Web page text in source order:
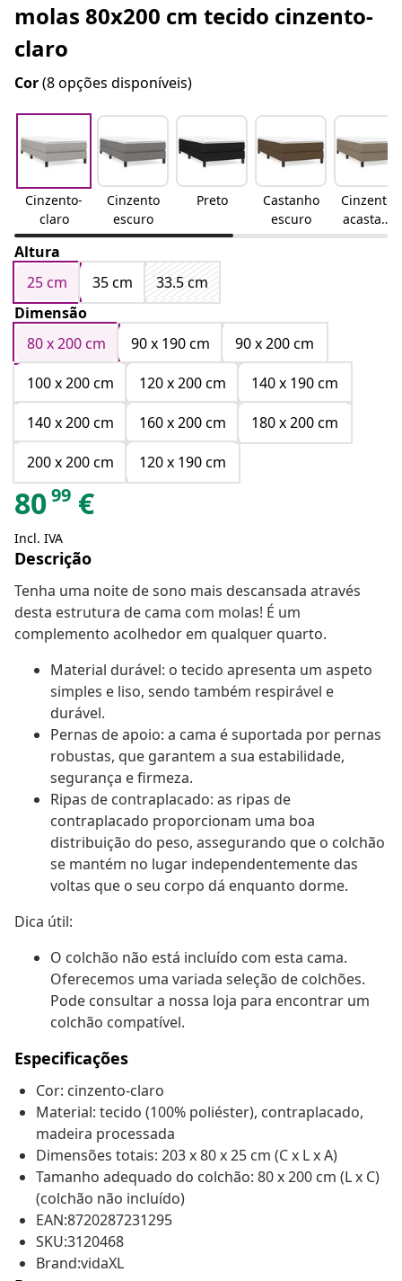
molas 80x200 cm tecido cinzento-
claro
Cor(8 opções disponíveis)
Cinzento-
claro
Cinzento
escuro
Preto
Castanho
escuro
Cinzento-
acastanh
ado
Altura
25 cm
35 cm
33.5 cm
Dimensão
80 x 200 cm
90 x 190 cm
90 x 200 cm
100 x 200 cm
120 x 200 cm
140 x 190 cm
140 x 200 cm
160 x 200 cm
180 x 200 cm
200 x 200 cm
120 x 190 cm
8099 €
Incl. IVA
Descrição
Tenha uma noite de sono mais descansada através
desta estrutura de cama com molas! É um
complemento acolhedor em qualquer quarto.
Material durável: o tecido apresenta um aspeto
simples e liso, sendo também respirável e
durável.
Pernas de apoio: a cama é suportada por pernas
robustas, que garantem a sua estabilidade,
segurança e firmeza.
Ripas de contraplacado: as ripas de
contraplacado proporcionam uma boa
distribuição do peso, assegurando que o colchão
se mantém no lugar independentemente das
voltas que o seu corpo dá enquanto dorme.
Dica útil:
O colchão não está incluído com esta cama.
Oferecemos uma variada seleção de colchões.
Pode consultar a nossa loja para encontrar um
colchão compatível.
Especificações
Cor: cinzento-claro
Material: tecido (100% poliéster), contraplacado,
madeira processada
Dimensões totais: 203 x 80 x 25 cm (C x L x A)
Tamanho adequado do colchão: 80 x 200 cm (L x C)
(colchão não incluído)
EAN:8720287231295
SKU:3120468
Brand:vidaXL